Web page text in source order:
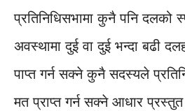
प्रतिनिधिसभामा कुनै पनि दलको
अवस्थामा दुई वा दुई भन्दा बढी
पाप्त गर्न सक्ने कुनै सदस्यले
मत प्राप्त गर्न सक्ने आधार प्रस्तुत